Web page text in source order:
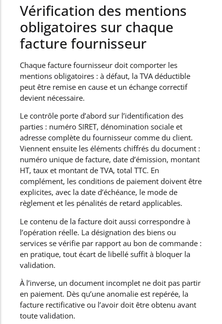
Vérification des mentions
obligatoires sur chaque
facture fournisseur
Chaque facture fournisseur doit comporter les
mentions obligatoires : à défaut, la TVA déductible
peut être remise en cause et un échange correctif
devient nécessaire.
Le contrôle porte d’abord sur l’identification des
parties : numéro SIRET, dénomination sociale et
adresse complète du fournisseur comme du client.
Viennent ensuite les éléments chiffrés du document :
numéro unique de facture, date d’émission, montant
HT, taux et montant de TVA, total TTC. En
complément, les conditions de paiement doivent être
explicites, avec la date d’échéance, le mode de
règlement et les pénalités de retard applicables.
Le contenu de la facture doit aussi correspondre à
l’opération réelle. La désignation des biens ou
services se vérifie par rapport au bon de commande :
en pratique, tout écart de libellé suffit à bloquer la
validation.
À l’inverse, un document incomplet ne doit pas partir
en paiement. Dès qu’une anomalie est repérée, la
facture rectificative ou l’avoir doit être obtenu avant
toute validation.